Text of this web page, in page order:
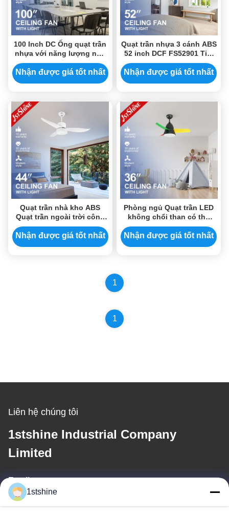
100 Inch DC Ống quạt trần
nhựa với năng lượng nhẹ
tiết kiệm năng lượng tiêu
thụ thấp
Nhận được giá tốt nhất
Quạt trần nhựa 3 cánh ABS
52 inch DCF FS52901 Tiết
kiệm năng lượng
Nhận được giá tốt nhất
Quạt trần nhà kho ABS
Quạt trần ngoài trời công
nghiệp với cánh nhựa
Nhận được giá tốt nhất
Phòng ngủ Quạt trần LED
không chổi than có thể
điều chỉnh độ sáng với
chứng nhận RoHS từ xa
Nhận được giá tốt nhất
1
1
Liên hệ chúng tôi
1stshine Industrial Company
Limited
Email
1stshine